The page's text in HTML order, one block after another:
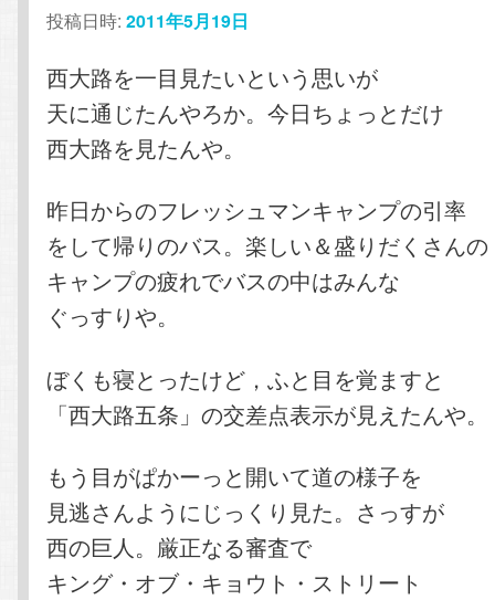
投稿日時:2011年5月19日
西大路を一目見たいという思いが
天に通じたんやろか。今日ちょっとだけ
西大路を見たんや。
昨日からのフレッシュマンキャンプの引率
をして帰りのバス。楽しい＆盛りだくさんの
キャンプの疲れでバスの中はみんな
ぐっすりや。
ぼくも寝とったけど，ふと目を覚ますと
「西大路五条」の交差点表示が見えたんや。
もう目がぱかーっと開いて道の様子を
見逃さんようにじっくり見た。さっすが
西の巨人。厳正なる審査で
キング・オブ・キョウト・ストリート